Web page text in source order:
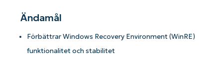
Ändamål
Förbättrar Windows Recovery Environment (WinRE)
funktionalitet och stabilitet